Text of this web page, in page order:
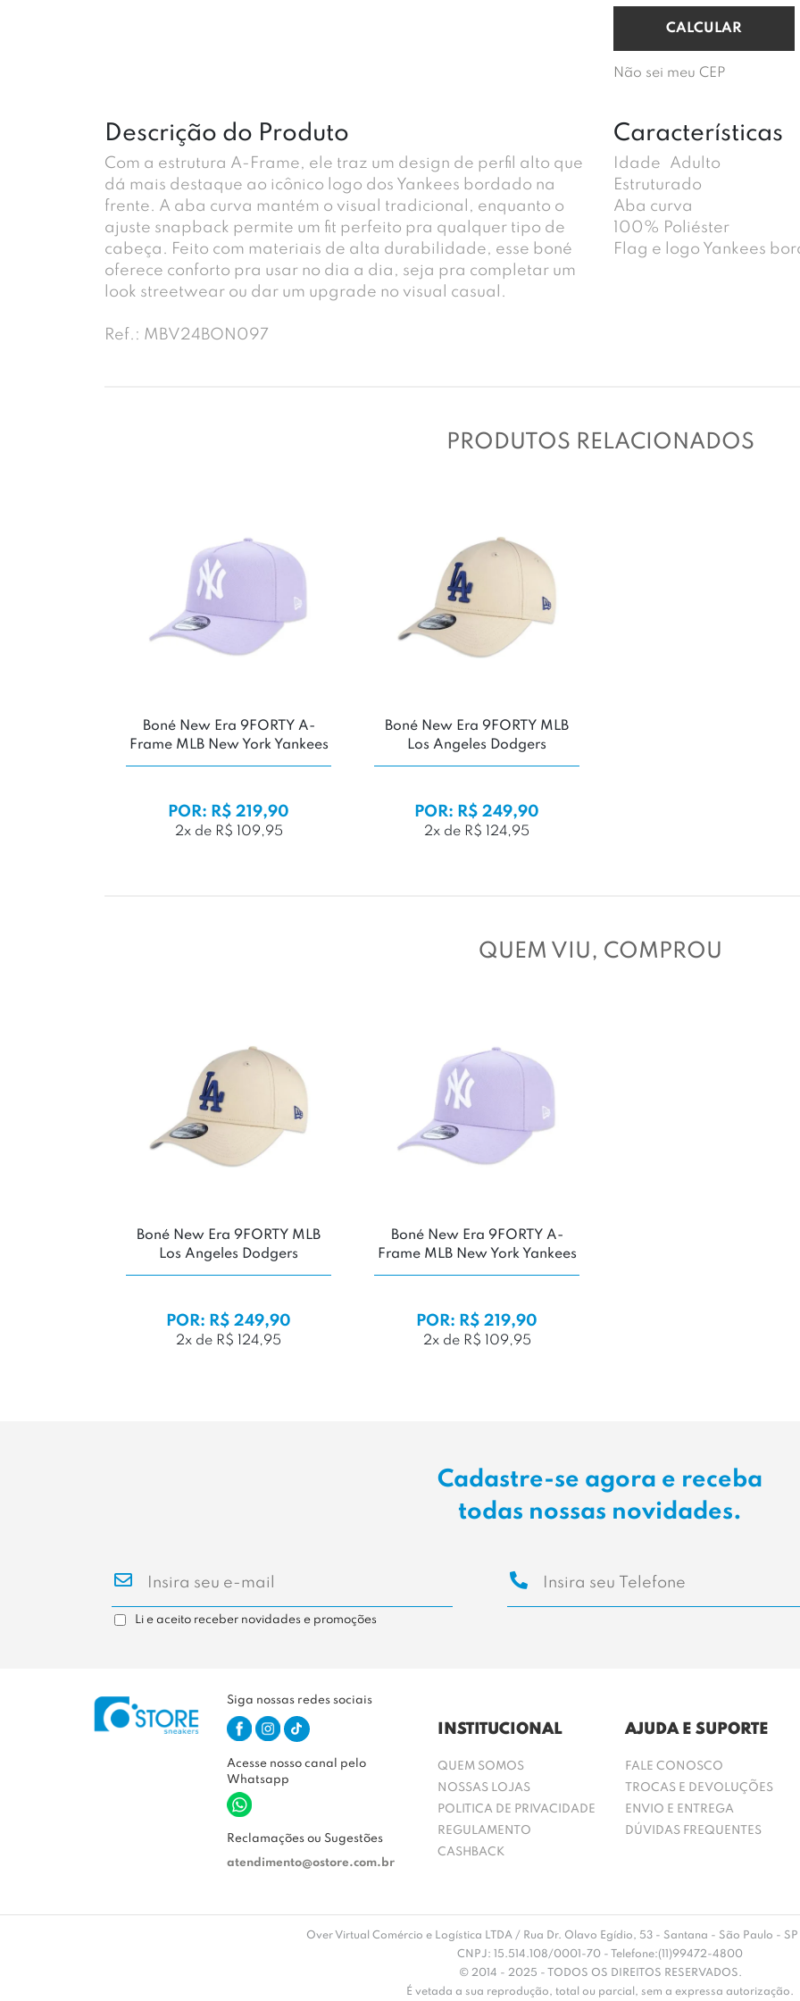
Não sei meu CEP
Características
Idade
Adulto
Estruturado
Aba curva
100% Poliéster
Flag e logo Yankees
Descrição do Produto
Com a estrutura A-Frame, ele traz um design de perfil alto que
dá mais destaque ao icônico logo dos Yankees bordado na
frente. A aba curva mantém o visual tradicional, enquanto o
ajuste snapback permite um fit perfeito pra qualquer tipo de
cabeça. Feito com materiais de alta durabilidade, esse boné
oferece conforto pra usar no dia a dia, seja pra completar um
look streetwear ou dar um upgrade no visual casual.
Ref.: MBV24BON097
PRODUTOS RELACIONADOS
Boné New Era 9FORTY A-
Frame MLB New York Yankees
POR: R$ 219,90
2x de R$ 109,95
Boné New Era 9FORTY MLB
Los Angeles Dodgers
POR: R$ 249,90
2x de R$ 124,95
QUEM VIU, COMPROU
Boné New Era 9FORTY MLB
Los Angeles Dodgers
POR: R$ 249,90
2x de R$ 124,95
Boné New Era 9FORTY A-
Frame MLB New York Yankees
POR: R$ 219,90
2x de R$ 109,95
Cadastre-se agora e receba
todas nossas novidades.
Li e aceito receber novidades e promoções
Siga nossas redes sociais
Acesse nosso canal pelo
Whatsapp
Reclamações ou Sugestões
atendimento@ostore.com.br
INSTITUCIONAL
QUEM SOMOS
NOSSAS LOJAS
POLITICA DE PRIVACIDADE
REGULAMENTO
CASHBACK
AJUDA E SUPORTE
FALE CONOSCO
TROCAS E DEVOLUÇÕES
ENVIO E ENTREGA
DÚVIDAS FREQUENTES
Over Virtual Comércio e Logística LTDA / Rua Dr. Olavo Egídio, 53 - Santana - São Paulo -
CNPJ: 15.514.108/0001-70 - Telefone:(11)99472-4800
© 2014 - 2025 - TODOS OS DIREITOS RESERVADOS.
É vetada a sua reprodução, total ou parcial, sem a expressa autorização.